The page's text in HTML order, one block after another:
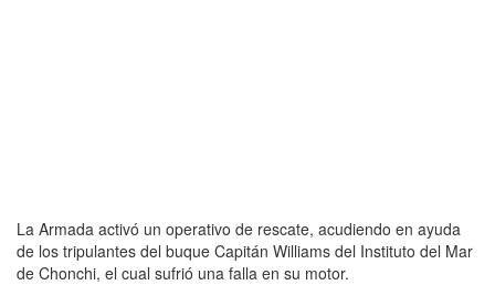
La Armada activó un operativo de rescate, acudiendo en ayuda
de los tripulantes del buque Capitán Williams del Instituto del Mar
de Chonchi, el cual sufrió una falla en su motor.